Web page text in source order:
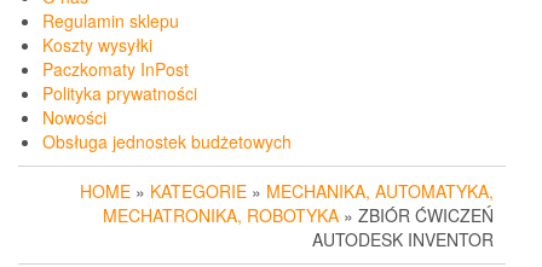
Regulamin sklepu
Koszty wysyłki
Paczkomaty InPost
Polityka prywatności
Nowości
Obsługa jednostek budżetowych
HOME » KATEGORIE » MECHANIKA, AUTOMATYKA,
MECHATRONIKA, ROBOTYKA » ZBIÓR ĆWICZEŃ
AUTODESK INVENTOR